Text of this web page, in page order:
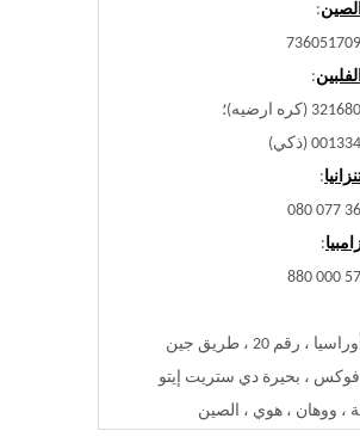
:
:
:
:
ساحة أوراسيا ، رقم 20 ، طريق جين
، بحيرة دي ستريت إيتو
، ووهان ، هوي ، الصين